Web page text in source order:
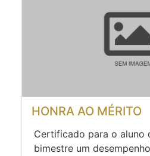
HONRA AO MÉRITO
Certificado para o aluno
bimestre um